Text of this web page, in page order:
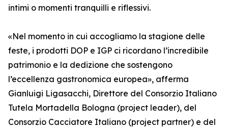
intimi o momenti tranquilli e riflessivi.
«Nel momento in cui accogliamo la stagione delle
feste, i prodotti DOP e IGP ci ricordano l’incredibile
patrimonio e la dedizione che sostengono
l’eccellenza gastronomica europea», afferma
Gianluigi Ligasacchi, Direttore del Consorzio Italiano
Tutela Mortadella Bologna (project leader), del
Consorzio Cacciatore Italiano (project partner) e del